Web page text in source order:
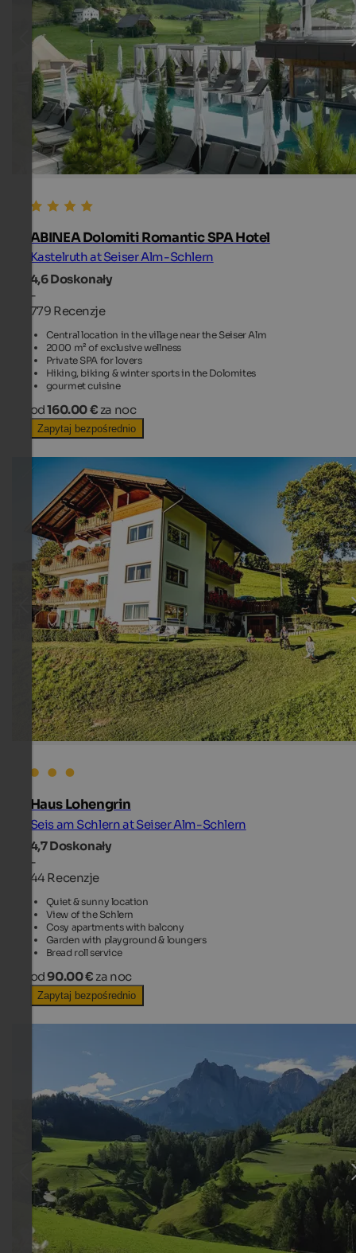
ABINEA Dolomiti Romantic SPA Hotel
Kastelruth at Seiser Alm-Schlern
4,6Doskonały
-
779 Recenzje
Central location in the village near the Seiser Alm
2000 m² of exclusive wellness
Private SPA for lovers
Hiking, biking & winter sports in the Dolomites
gourmet cuisine
od160.00 € za noc
Zapytaj bezpośrednio
Haus Lohengrin
Seis am Schlern at Seiser Alm-Schlern
4,7Doskonały
-
44 Recenzje
Quiet & sunny location
View of the Schlern
Cosy apartments with balcony
Garden with playground & loungers
Bread roll service
od90.00 € za noc
Zapytaj bezpośrednio